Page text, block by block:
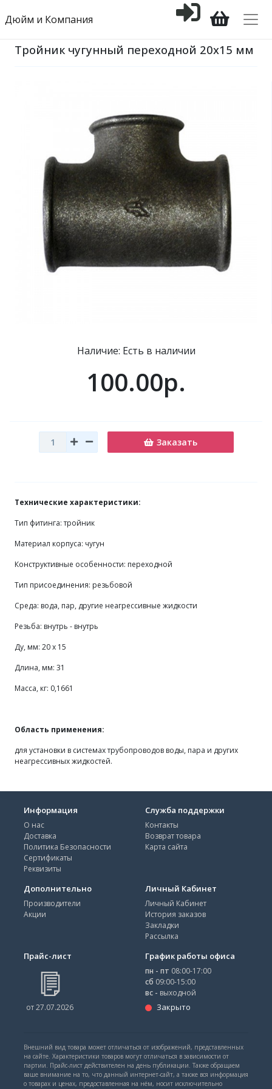
Дюйм и Компания
Тройник чугунный переходной 20х15 мм
Наличие: Есть в наличии
100.00р.
Заказать
Технические характеристики:
Тип фитинга: тройник
Материал корпуса: чугун
Конструктивные особенности: переходной
Тип присоединения: резьбовой
Среда: вода, пар, другие неагрессивные жидкости
Резьба: внутрь - внутрь
Ду, мм: 20 х 15
Длина, мм: 31
Масса, кг: 0,1661
Область применения:
для установки в системах трубопроводов воды, пара и других
неагрессивных жидкостей.
Информация
О нас
Доставка
Политика Безопасности
Сертификаты
Реквизиты
Служба поддержки
Контакты
Возврат товара
Карта сайта
Дополнительно
Производители
Акции
Личный Кабинет
Личный Кабинет
История заказов
Закладки
Рассылка
Прайс-лист
от 27.07.2026
График работы офиса
пн - пт 08:00-17:00
сб 09:00-15:00
вс - выходной
Закрыто
Внешний вид товара может отличаться от изображений, представленных
на сайте. Характеристики товаров могут отличаться в зависимости от
партии. Прайс-лист действителен на день публикации. Также обращаем
ваше внимание на то, что данный интернет-сайт, а также вся информация
о товарах и ценах, предоставленная на нём, носит исключительно